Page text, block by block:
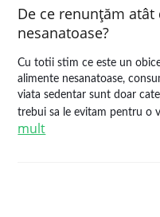
De ce renunţăm
nesanatoase?
Cu totii stim ce este un
alimente nesanatoase,
viata sedentar sunt doar
trebui sa le evitam pentru o
mult